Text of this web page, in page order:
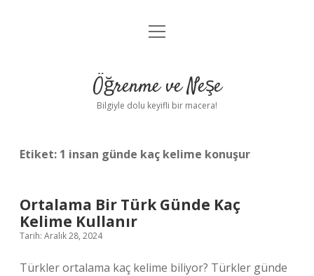
Anasayfa
Yasal Uyarı
menüyü
Öğrenme ve Neşe
Bilgiyle dolu keyifli bir macera!
Etiket: 1 insan günde kaç kelime konuşur
Ortalama Bir Türk Günde Kaç
Kelime Kullanır
Tarih: Aralık 28, 2024
Türkler ortalama kaç kelime biliyor? Türkler günde